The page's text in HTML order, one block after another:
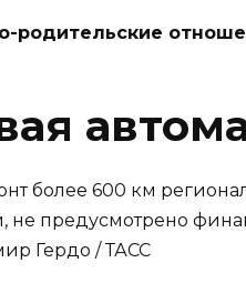
родительские
более 600 км
не предусмотрено
Гердо / ТАСС